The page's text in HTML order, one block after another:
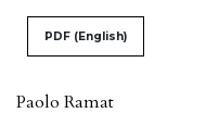
PDF (English)
Paolo Ramat